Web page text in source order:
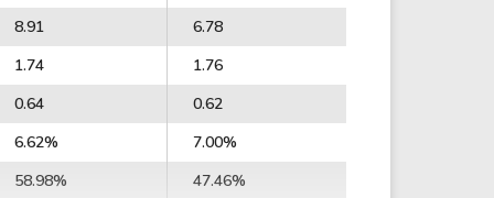
8.91
6.78
1.74
1.76
0.64
0.62
6.62%
7.00%
58.98%
47.46%